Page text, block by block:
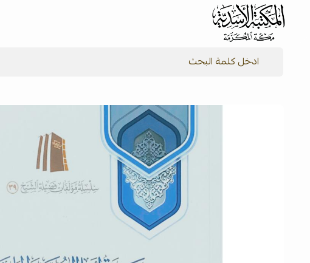
شركة المكتبة الأسدية للنشر والتوزيع